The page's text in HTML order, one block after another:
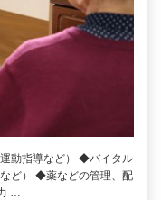
動指導など） ◆バイタル
ど） ◆薬などの管理、配
…